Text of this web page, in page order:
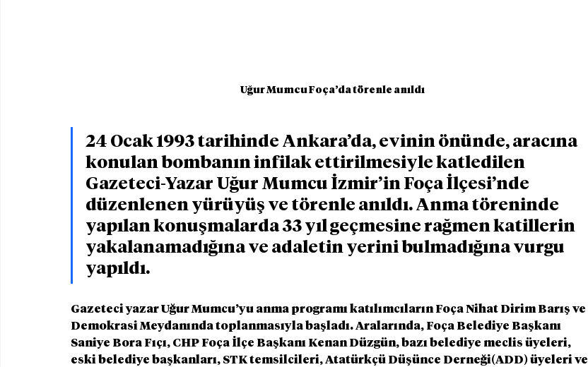
Uğur Mumcu Foça’da törenle anıldı
24 Ocak 1993 tarihinde Ankara’da, evinin önünde, aracına
konulan bombanın infilak ettirilmesiyle katledilen
Gazeteci-Yazar Uğur Mumcu İzmir’in Foça İlçesi’nde
düzenlenen yürüyüş ve törenle anıldı. Anma töreninde
yapılan konuşmalarda 33 yıl geçmesine rağmen katillerin
yakalanamadığına ve adaletin yerini bulmadığına vurgu
yapıldı.
Gazeteci yazar Uğur Mumcu’yu anma programı katılımcıların Foça Nihat Dirim Barış ve
Demokrasi Meydanında toplanmasıyla başladı. Aralarında, Foça Belediye Başkanı
Saniye Bora Fıçı, CHP Foça İlçe Başkanı Kenan Düzgün, bazı belediye meclis üyeleri,
eski belediye başkanları, STK temsilcileri, Atatürkçü Düşünce Derneği(ADD) üyeleri ve